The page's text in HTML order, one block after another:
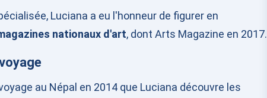
Luciana a eu l'honneur de figurer en
nationaux d'art, dont Arts Magazine en 2017.
au Népal en 2014 que Luciana découvre les